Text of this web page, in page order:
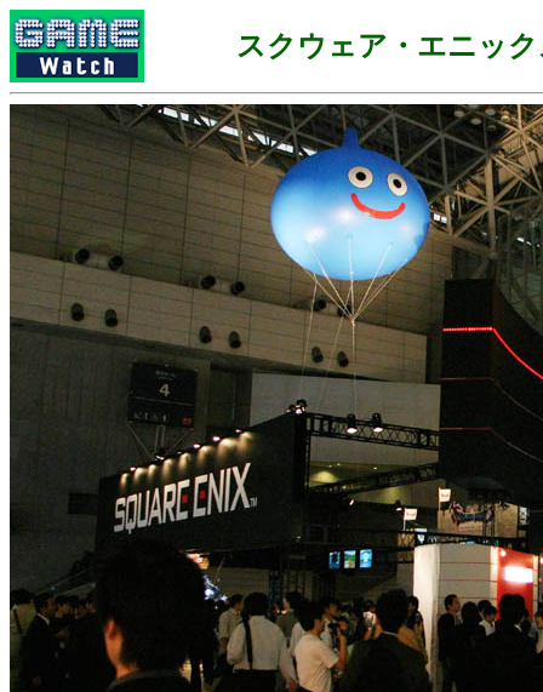
スクウェア・エニッ